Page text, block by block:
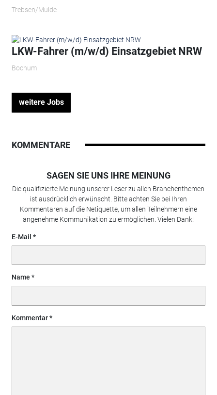
Trebsen/Mulde
LKW-Fahrer (m/w/d) Einsatzgebiet NRW
Bochum
weitere Jobs
KOMMENTARE
SAGEN SIE UNS IHRE MEINUNG
Die qualifizierte Meinung unserer Leser zu allen Branchenthemen
ist ausdrücklich erwünscht. Bitte achten Sie bei Ihren
Kommentaren auf die Netiquette, um allen Teilnehmern eine
angenehme Kommunikation zu ermöglichen. Vielen Dank!
E-Mail
Name
Kommentar